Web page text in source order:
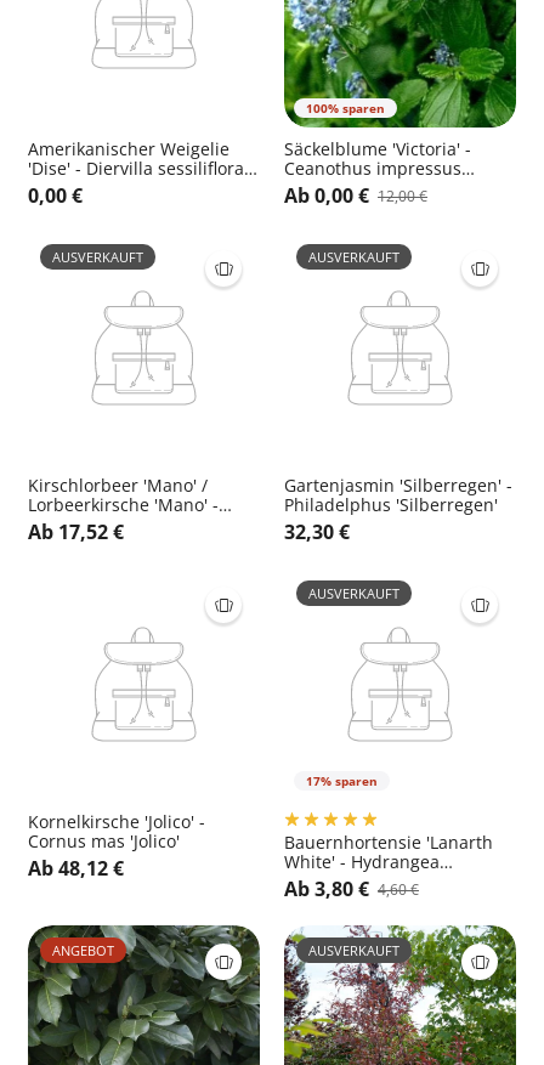
Amerikanischer Weigelie
'Dise' - Diervilla sessiliflora
'Dise'
0,00 €
100% sparen
Säckelblume 'Victoria' -
Ceanothus impressus
'Victoria'
Ab 0,00 € 12,00 €
AUSVERKAUFT
Kirschlorbeer 'Mano' /
Lorbeerkirsche 'Mano' -
Prunus laurocerasus 'Mano'
Ab 17,52 €
AUSVERKAUFT
Gartenjasmin 'Silberregen' -
Philadelphus 'Silberregen'
32,30 €
Kornelkirsche 'Jolico' -
Cornus mas 'Jolico'
Ab 48,12 €
17% sparen
AUSVERKAUFT
Bauernhortensie 'Lanarth
White' - Hydrangea
macrophylla 'Lanarth White'
Ab 3,80 € 4,60 €
ANGEBOT AUSVERKAUFT